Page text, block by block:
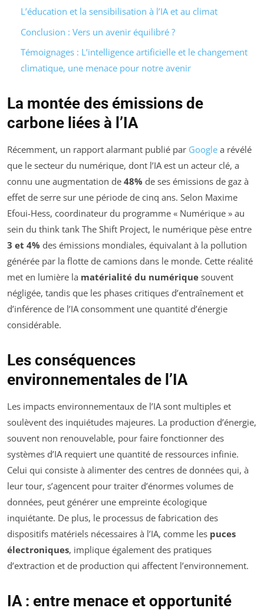
L’éducation et la sensibilisation à l’IA et au climat
Conclusion : Vers un avenir équilibré ?
Témoignages : L’intelligence artificielle et le changement
climatique, une menace pour notre avenir
La montée des émissions de
carbone liées à l’IA
Récemment, un rapport alarmant publié par Google a révélé
que le secteur du numérique, dont l’IA est un acteur clé, a
connu une augmentation de 48% de ses émissions de gaz à
effet de serre sur une période de cinq ans. Selon Maxime
Efoui-Hess, coordinateur du programme « Numérique » au
sein du think tank The Shift Project, le numérique pèse entre
3 et 4% des émissions mondiales, équivalant à la pollution
générée par la flotte de camions dans le monde. Cette réalité
met en lumière la matérialité du numérique souvent
négligée, tandis que les phases critiques d’entraînement et
d’inférence de l’IA consomment une quantité d’énergie
considérable.
Les conséquences
environnementales de l’IA
Les impacts environnementaux de l’IA sont multiples et
soulèvent des inquiétudes majeures. La production d’énergie,
souvent non renouvelable, pour faire fonctionner des
systèmes d’IA requiert une quantité de ressources infinie.
Celui qui consiste à alimenter des centres de données qui, à
leur tour, s’agencent pour traiter d’énormes volumes de
données, peut générer une empreinte écologique
inquiétante. De plus, le processus de fabrication des
dispositifs matériels nécessaires à l’IA, comme les puces
électroniques, implique également des pratiques
d’extraction et de production qui affectent l’environnement.
IA : entre menace et opportunité